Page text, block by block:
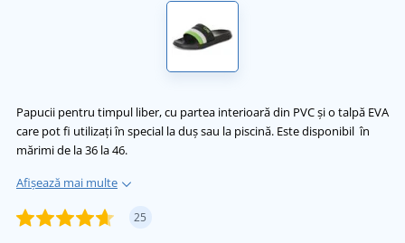
Papucii pentru timpul liber, cu partea interioară din PVC și o talpă EVA
care pot fi utilizați în special la duș sau la piscină. Este disponibil în
mărimi de la 36 la 46.
Afișează mai multe
25